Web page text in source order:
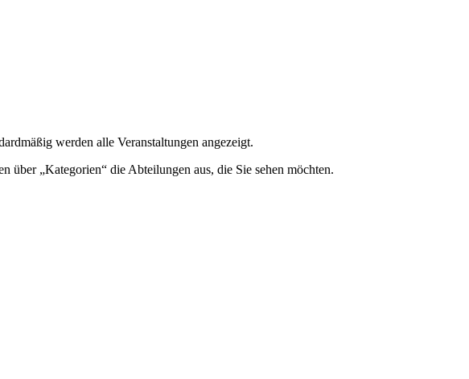
werden alle Veranstaltungen angezeigt.
über „Kategorien“ die Abteilungen aus, die Sie sehen möchten.